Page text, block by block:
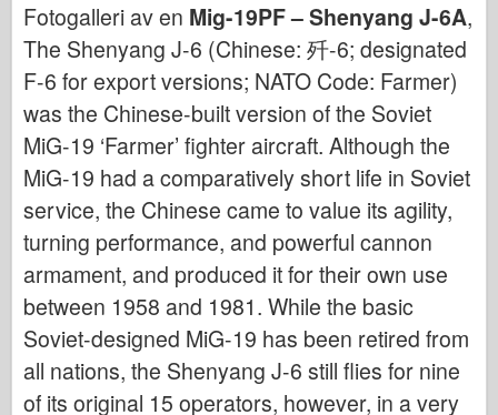
Dragon
Eduard
E.T. Modell
Fina mögel
Tapperhetskrafter
Friulmodel
Hasegawa
Heller (också)
HobbyBoss (hobbyboss)
IBG-modeller
Icm
Italeri
Fotogalleri av en Mig-19PF – Shenyang J-6A,
The Shenyang J-6 (Chinese: 歼-6; designated
F-6 for export versions; NATO Code: Farmer)
was the Chinese-built version of the Soviet
MiG-19 ‘Farmer’ fighter aircraft. Although the
MiG-19 had a comparatively short life in Soviet
service, the Chinese came to value its agility,
turning performance, and powerful cannon
armament, and produced it for their own use
between 1958 and 1981. While the basic
Soviet-designed MiG-19 has been retired from
all nations, the Shenyang J-6 still flies for nine
of its original 15 operators, however, in a very